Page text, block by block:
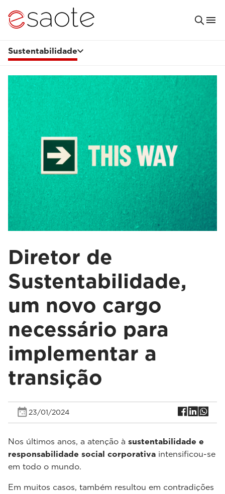
Sustentabilidade
Diretor de
Sustentabilidade,
um novo cargo
necessário para
implementar a
transição
23/01/2024
Nos últimos anos, a atenção à sustentabilidade e
responsabilidade social corporativa intensificou-se
em todo o mundo.
Em muitos casos, também resultou em contradições